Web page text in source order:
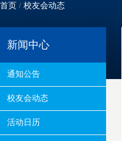
首页 / 校友会动态
新闻中心
通知公告
校友会动态
活动日历